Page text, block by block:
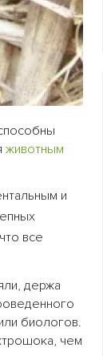
животным
и
все
держа
биологов.
чем